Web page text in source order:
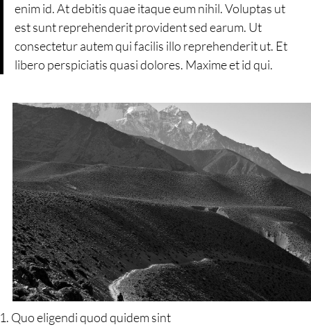
enim id. At debitis quae itaque eum nihil. Voluptas ut
est sunt reprehenderit provident sed earum. Ut
consectetur autem qui facilis illo reprehenderit ut. Et
libero perspiciatis quasi dolores. Maxime et id qui.
Quo eligendi quod quidem sint